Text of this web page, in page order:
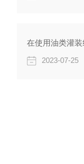
在使用油类灌
2023-07-25